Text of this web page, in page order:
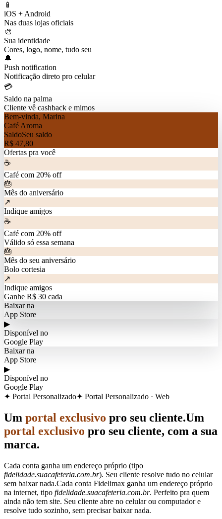
📱
iOS + Android
Nas duas lojas oficiais
🎨
Sua identidade
Cores, logo, nome, tudo seu
🔔
Push notification
Notificação direto pro celular
💳
Saldo na palma
Cliente vê cashback e mimos
Bem-vinda, Marina
Café Aroma
SaldoSeu saldo
R$ 47,80
Ofertas pra você
☕
Café com 20% off
🎂
Mês do aniversário
↗
Indique amigos
☕
Café com 20% off
Válido só essa semana
🎂
Mês do seu aniversário
Bolo cortesia
↗
Indique amigos
Ganhe R$ 30 cada
Baixar na
App Store
▶
Disponível no
Google Play
Baixar na
App Store
▶
Disponível no
Google Play
✦ Portal Personalizado✦ Portal Personalizado · Web
Um portal exclusivo pro seu cliente.Um
portal exclusivo pro seu cliente, com a sua
marca.
Cada conta ganha um endereço próprio (tipo
fidelidade.suacafeteria.com.br). Seu cliente resolve tudo no celular
sem baixar nada.Cada conta Fidelimax ganha um endereço próprio
na internet, tipo fidelidade.suacafeteria.com.br. Perfeito pra quem
ainda não tem site. Seu cliente abre no celular ou computador e
resolve tudo sozinho, sem precisar baixar nada.